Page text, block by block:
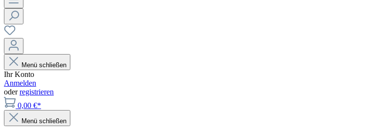
Menü schließen
Ihr Konto
Anmelden
oderregistrieren
0,00 €*
Menü schließen